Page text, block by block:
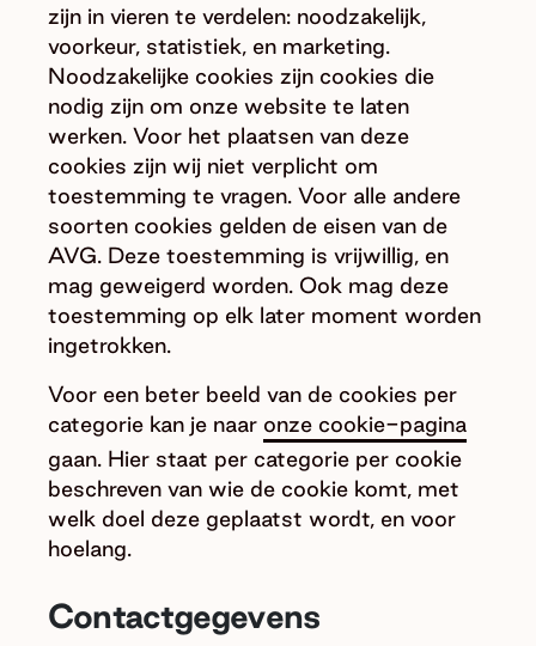
zijn in vieren te verdelen: noodzakelijk,
voorkeur, statistiek, en marketing.
Noodzakelijke cookies zijn cookies die
nodig zijn om onze website te laten
werken. Voor het plaatsen van deze
cookies zijn wij niet verplicht om
toestemming te vragen. Voor alle andere
soorten cookies gelden de eisen van de
AVG. Deze toestemming is vrijwillig, en
mag geweigerd worden. Ook mag deze
toestemming op elk later moment worden
ingetrokken.
Voor een beter beeld van de cookies per
categorie kan je naar onze cookie-pagina
gaan. Hier staat per categorie per cookie
beschreven van wie de cookie komt, met
welk doel deze geplaatst wordt, en voor
hoelang.
Contactgegevens